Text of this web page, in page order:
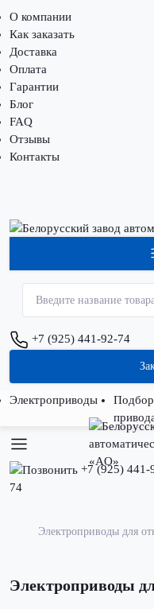
О компании
Как заказать
Доставка
Оплата
Гарантии
Блог
FAQ
Отзывы
Контакты
+7 (925) 441-92-74
Электроприводы
Подбор
+7 (925) 441-
74
Электроприводы для
Электроприводы